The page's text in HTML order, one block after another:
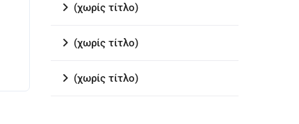
(χωρίς τίτλο)
(χωρίς τίτλο)
(χωρίς τίτλο)